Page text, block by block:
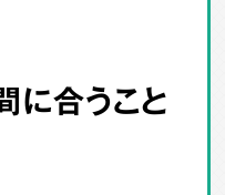
に合うこと